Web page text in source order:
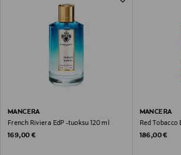
MANCERA
French Riviera EdP -tuoksu 120 ml
Original Price
169,00 €
MANCERA
Red Tobacco
Original Price
186,00 €